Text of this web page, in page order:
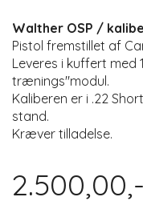
Walther OSP /
Pistol fremstillet af
Leveres i kuffert
trænings"modul.
Kaliberen er i .22
stand.
Kræver tilladelse.
2.500,00,-